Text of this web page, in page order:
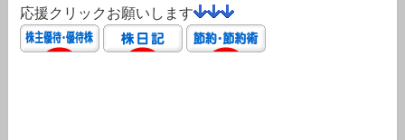
応援クリックお願いします